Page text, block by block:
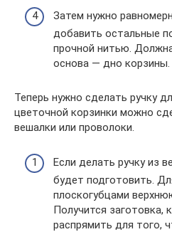
Затем нужно
добавить остальные
прочной нитью.
основа — дно корзины.
Теперь нужно сделать ручку
цветочной корзинки можно
вешалки или проволоки.
Если делать ручку из
будет подготовить.
плоскогубцами
Получится заготовка,
распрямить для того,